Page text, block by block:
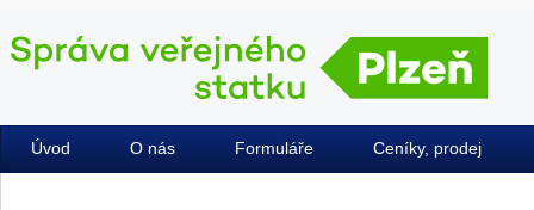
Úvod O nás Formuláře Ceníky, prodej